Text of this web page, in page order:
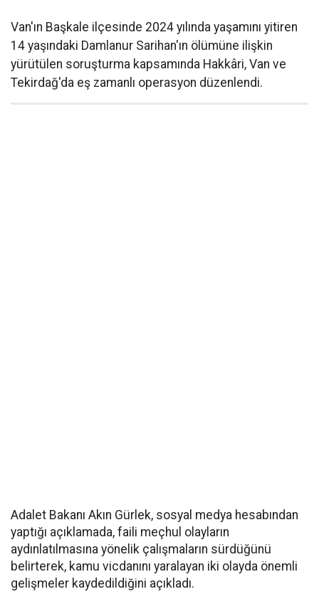
Van'ın Başkale ilçesinde 2024 yılında yaşamını yitiren
14 yaşındaki Damlanur Sarihan'ın ölümüne ilişkin
yürütülen soruşturma kapsamında Hakkâri, Van ve
Tekirdağ'da eş zamanlı operasyon düzenlendi.
Adalet Bakanı Akın Gürlek, sosyal medya hesabından
yaptığı açıklamada, faili meçhul olayların
aydınlatılmasına yönelik çalışmaların sürdüğünü
belirterek, kamu vicdanını yaralayan iki olayda önemli
gelişmeler kaydedildiğini açıkladı.